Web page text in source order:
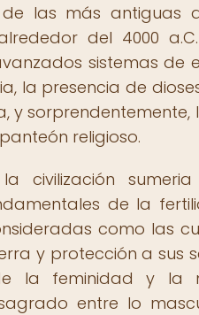
de las más
del 4000
sistemas de
la presencia de
y
religioso.
civilización
de la
como las
y protección a sus
la feminidad y la
entre lo